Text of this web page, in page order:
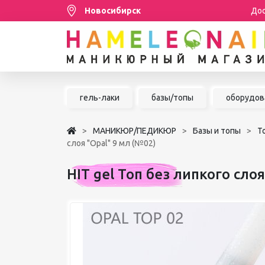
Новосибирск
Распродажа
НАРАЩИВАНИЕ РЕСНИЦ
ШУГАРИНГ/ДЕПИЛЯЦИЯ
гель-лаки базы/топы
МАНИКЮР/ПЕДИКЮР Базы и топы
слоя "Opal" 9 мл (№02)
HIT gel Топ без липкого